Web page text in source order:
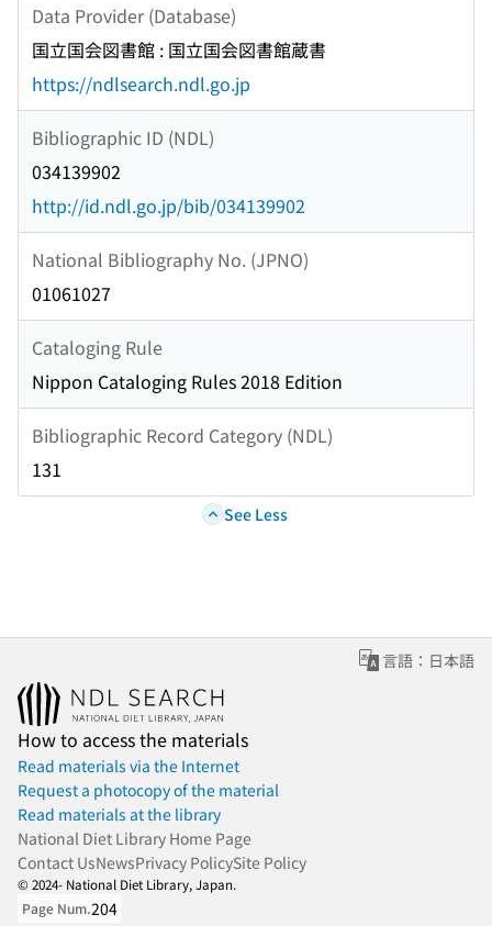
Data Provider (Database)
国立国会図書館 : 国立国会図書館蔵書
https://ndlsearch.ndl.go.jp
Bibliographic ID (NDL)
034139902
http://id.ndl.go.jp/bib/034139902
National Bibliography No. (JPNO)
01061027
Cataloging Rule
Nippon Cataloging Rules 2018 Edition
Bibliographic Record Category (NDL)
131
See Less
言語：日本語
How to access the materials
Read materials via the Internet
Request a photocopy of the material
Read materials at the library
National Diet Library Home Page
Contact UsNewsPrivacy PolicySite Policy
© 2024- National Diet Library, Japan.
Page Num.204